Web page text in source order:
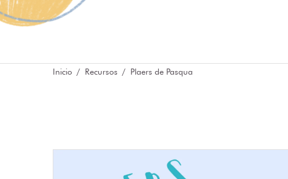
Inicio Recursos Plaers de Pasqua